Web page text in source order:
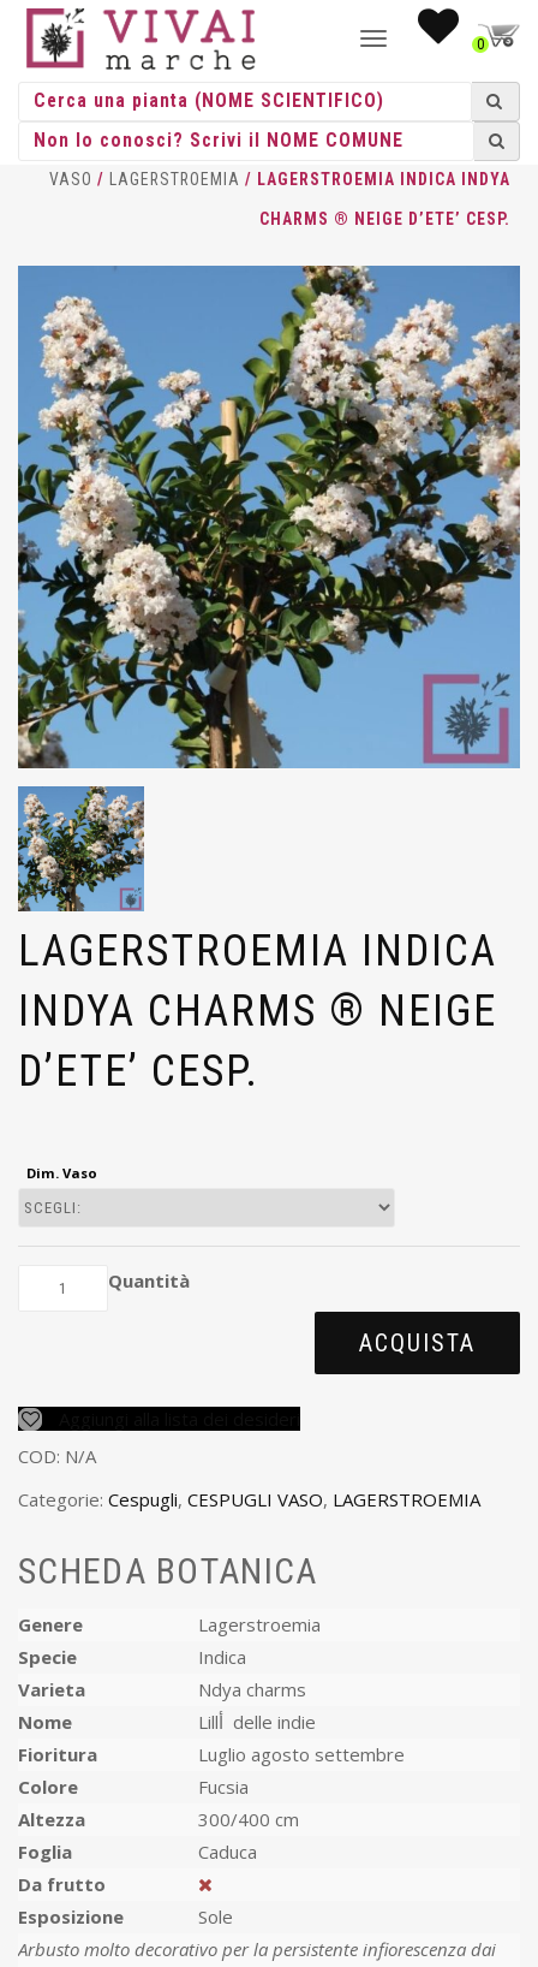
NAVIGAZIONE0
HOME /CESPUGLI CESPUGLI
VASO / LAGERSTROEMIA / LAGERSTROEMIA INDICA INDYA
CHARMS ® NEIGE D’ETE’ CESP.
LAGERSTROEMIA INDICA
INDYA CHARMS ® NEIGE
D’ETE’ CESP.
Dim. Vaso
Quantità
ACQUISTA
COD: N/A
Categorie: Cespugli, CESPUGLI VASO, LAGERSTROEMIA
SCHEDA BOTANICA
Genere
Lagerstroemia
Specie
Indica
Varieta
Ndya charms
Nome
Lillأ delle indie
Fioritura
Luglio agosto settembre
Colore
Fucsia
Altezza
300/400 cm
Foglia
Caduca
Da frutto
Esposizione
Sole
Arbusto molto decorativo per la persistente infiorescenza dai